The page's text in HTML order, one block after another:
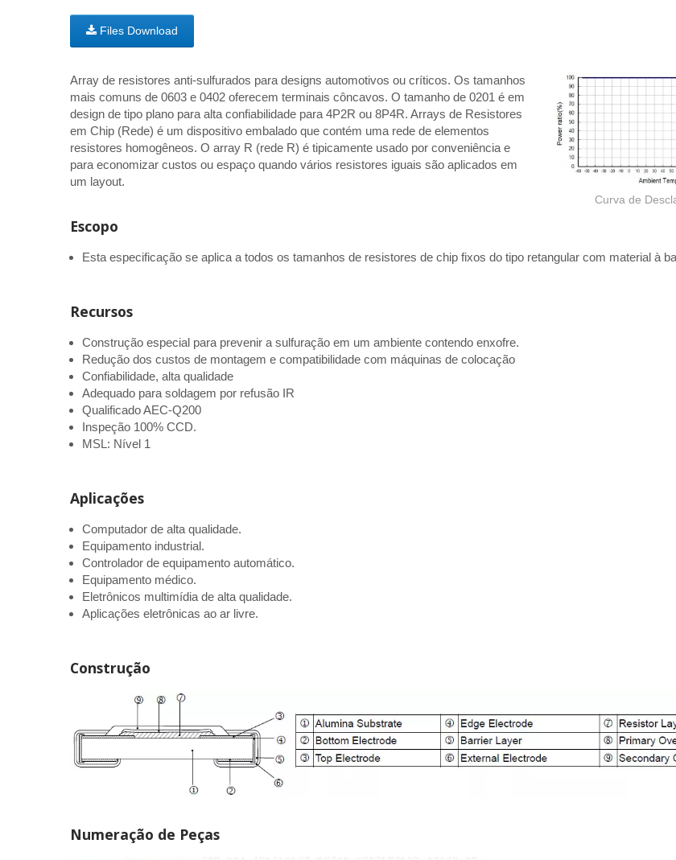
Files Download
Curva de
Array de resistores anti-sulfurados para designs automotivos ou críticos. Os tamanhos
mais comuns de 0603 e 0402 oferecem terminais côncavos. O tamanho de 0201 é em
design de tipo plano para alta confiabilidade para 4P2R ou 8P4R. Arrays de Resistores
em Chip (Rede) é um dispositivo embalado que contém uma rede de elementos
resistores homogêneos. O array R (rede R) é tipicamente usado por conveniência e
para economizar custos ou espaço quando vários resistores iguais são aplicados em
um layout.
Escopo
Esta especificação se aplica a todos os tamanhos de resistores de chip fixos do tipo retangular com material à
Recursos
Construção especial para prevenir a sulfuração em um ambiente contendo enxofre.
Redução dos custos de montagem e compatibilidade com máquinas de colocação
Confiabilidade, alta qualidade
Adequado para soldagem por refusão IR
Qualificado AEC-Q200
Inspeção 100% CCD.
MSL: Nível 1
Aplicações
Computador de alta qualidade.
Equipamento industrial.
Controlador de equipamento automático.
Equipamento médico.
Eletrônicos multimídia de alta qualidade.
Aplicações eletrônicas ao ar livre.
Construção
Numeração de Peças